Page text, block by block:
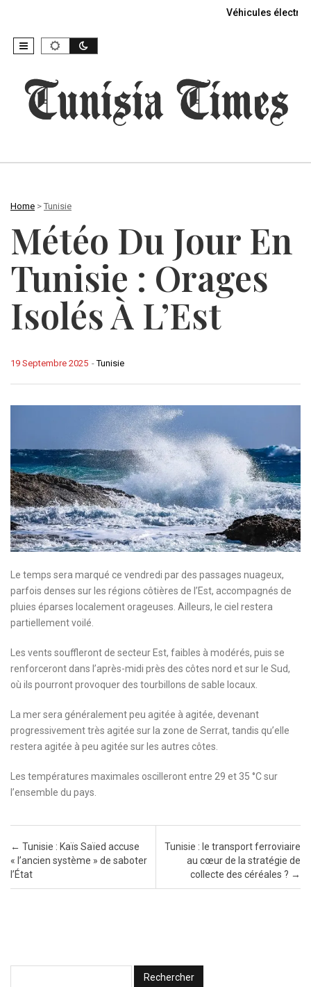
Véhicules
Home > Tunisie
Météo Du Jour En
Tunisie : Orages
Isolés À L’Est
-Tunisie
19 Septembre 2025
Le temps sera marqué ce vendredi par des passages nuageux,
parfois denses sur les régions côtières de l’Est, accompagnés de
pluies éparses localement orageuses. Ailleurs, le ciel restera
partiellement voilé.
Les vents souffleront de secteur Est, faibles à modérés, puis se
renforceront dans l’après-midi près des côtes nord et sur le Sud,
où ils pourront provoquer des tourbillons de sable locaux.
La mer sera généralement peu agitée à agitée, devenant
progressivement très agitée sur la zone de Serrat, tandis qu’elle
restera agitée à peu agitée sur les autres côtes.
Les températures maximales oscilleront entre 29 et 35 °C sur
l’ensemble du pays.
Post navigation
← Tunisie : Kaïs Saïed accuse
« l’ancien système » de saboter
l’État
Tunisie : le transport ferroviaire
au cœur de la stratégie de
collecte des céréales ? →